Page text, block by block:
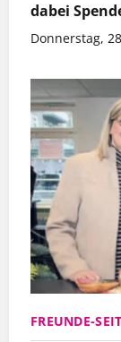
dabei
Donnerstag,
FREUNDE-